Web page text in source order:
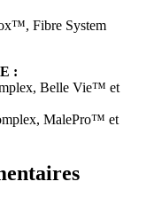
Fibre System
:
Belle Vie™ et
MalePro™ et